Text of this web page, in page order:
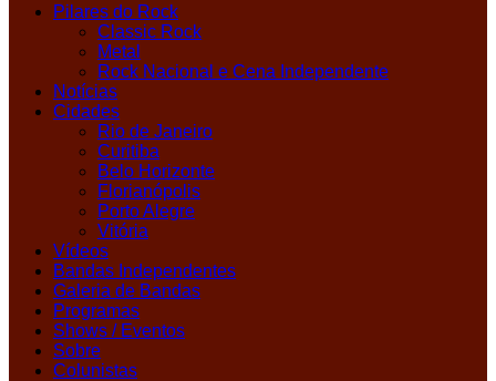
Pilares do Rock
Classic Rock
Metal
Rock Nacional e Cena Independente
Notícias
Cidades
Rio de Janeiro
Curitiba
Belo Horizonte
Florianópolis
Porto Alegre
Vitória
Vídeos
Bandas Independentes
Galeria de Bandas
Programas
Shows / Eventos
Sobre
Colunistas